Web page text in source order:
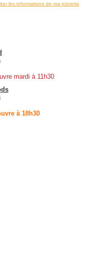
les informations de ma pizzeria
mardi à 11h30
à 18h30